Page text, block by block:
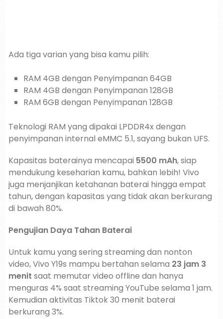
Ada tiga varian yang bisa kamu pilih:
RAM 4GB dengan Penyimpanan 64GB
RAM 4GB dengan Penyimpanan 128GB
RAM 6GB dengan Penyimpanan 128GB
Teknologi RAM yang dipakai LPDDR4x dengan
penyimpanan internal eMMC 5.1, sayang bukan UFS.
Kapasitas baterainya mencapai 5500 mAh, siap
mendukung keseharian kamu, bahkan lebih! Vivo
juga menjanjikan ketahanan baterai hingga empat
tahun, dengan kapasitas yang tidak akan berkurang
di bawah 80%.
Pengujian Daya Tahan Baterai
Untuk kamu yang sering streaming dan nonton
video, Vivo Y19s mampu bertahan selama 23 jam 3
menit saat memutar video offline dan hanya
menguras 4% saat streaming YouTube selama 1 jam.
Kemudian aktivitas Tiktok 30 menit baterai
berkurang 3%.